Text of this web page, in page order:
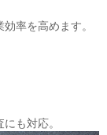
率を高めます。
も対応。